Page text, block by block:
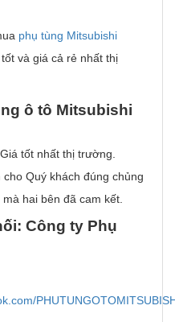
phụ tùng Mitsubishi
và giá cả rẻ nhất thị
ng ô tô Mitsubishi
tốt nhất thị trường.
Quý khách đúng chủng
hai bên đã cam kết.
ối: Công ty Phụ